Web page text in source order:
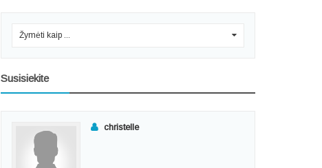
Žymėti kaip ...
Susisiekite
christelle